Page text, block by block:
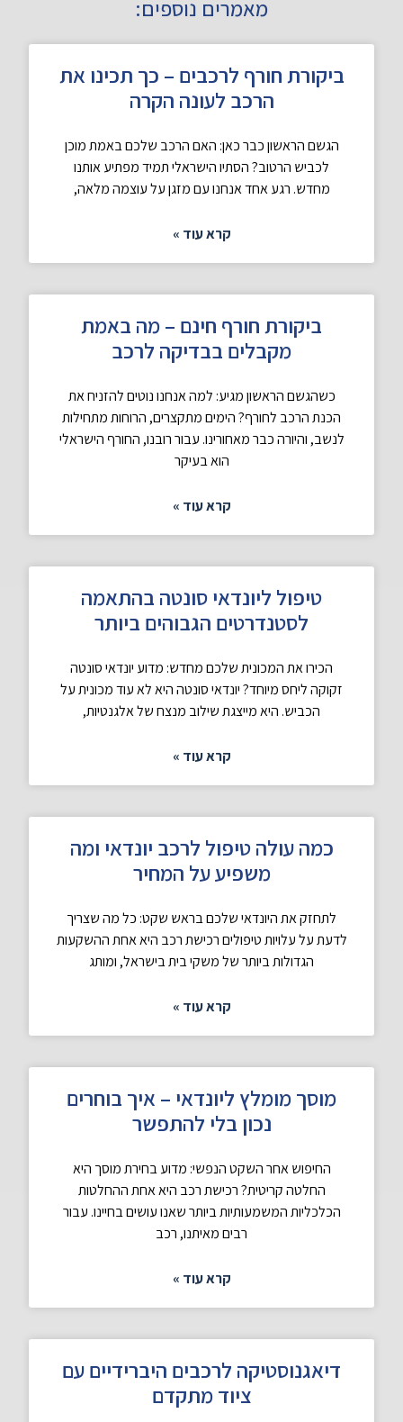
מאמרים נוספים:
ביקורת חורף לרכבים – כך תכינו את
הרכב לעונה הקרה
הגשם הראשון כבר כאן: האם הרכב שלכם באמת מוכן
לכביש הרטוב? הסתיו הישראלי תמיד מפתיע אותנו
מחדש. רגע אחד אנחנו עם מזגן על עוצמה מלאה,
קרא עוד »
ביקורת חורף חינם – מה באמת
מקבלים בבדיקה לרכב
כשהגשם הראשון מגיע: למה אנחנו נוטים להזניח את
הכנת הרכב לחורף? הימים מתקצרים, הרוחות מתחילות
לנשב, והיורה כבר מאחורינו. עבור רובנו, החורף הישראלי
הוא בעיקר
קרא עוד »
טיפול ליונדאי סונטה בהתאמה
לסטנדרטים הגבוהים ביותר
הכירו את המכונית שלכם מחדש: מדוע יונדאי סונטה
זקוקה ליחס מיוחד? יונדאי סונטה היא לא עוד מכונית על
הכביש. היא מייצגת שילוב מנצח של אלגנטיות,
קרא עוד »
כמה עולה טיפול לרכב יונדאי ומה
משפיע על המחיר
לתחזק את היונדאי שלכם בראש שקט: כל מה שצריך
לדעת על עלויות טיפולים רכישת רכב היא אחת ההשקעות
הגדולות ביותר של משקי בית בישראל, ומותג
קרא עוד »
מוסך מומלץ ליונדאי – איך בוחרים
נכון בלי להתפשר
החיפוש אחר השקט הנפשי: מדוע בחירת מוסך היא
החלטה קריטית? רכישת רכב היא אחת ההחלטות
הכלכליות המשמעותיות ביותר שאנו עושים בחיינו. עבור
רבים מאיתנו, רכב
קרא עוד »
דיאגנוסטיקה לרכבים היברידיים עם
ציוד מתקדם